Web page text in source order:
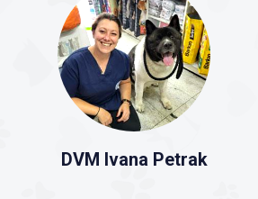
DVM Ivana Petrak